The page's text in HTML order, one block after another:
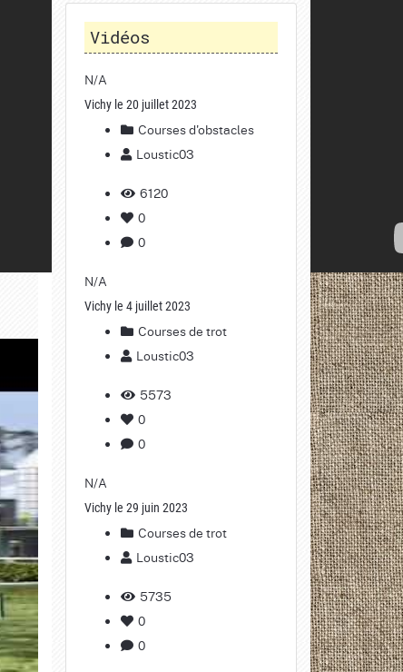
Vidéos
N/A
Vichy le 20 juillet 2023
Courses d'obstacles
Loustic03
6120
0
0
N/A
Vichy le 4 juillet 2023
Courses de trot
Loustic03
5573
0
0
N/A
Vichy le 29 juin 2023
Courses de trot
Loustic03
5735
0
0